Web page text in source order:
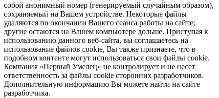
собой анонимный номер (генерируемый случайным образом),
сохраняемый на Вашем устройстве. Некоторые файлы
удаляются по окончании Вашего сеанса работы на сайте;
другие остаются на Вашем компьютере дольше. Приступая к
использованию данного веб-сайта, вы соглашаетесь на
использование файлов cookie, Вы также признаете, что в
подобном контенте могут использоваться свои файлы cookie.
Компания «Первый Умелец» не контролирует и не несет
ответственность за файлы cookie сторонних разработчиков.
Дополнительную информацию Вы можете найти на сайте
разработчика.